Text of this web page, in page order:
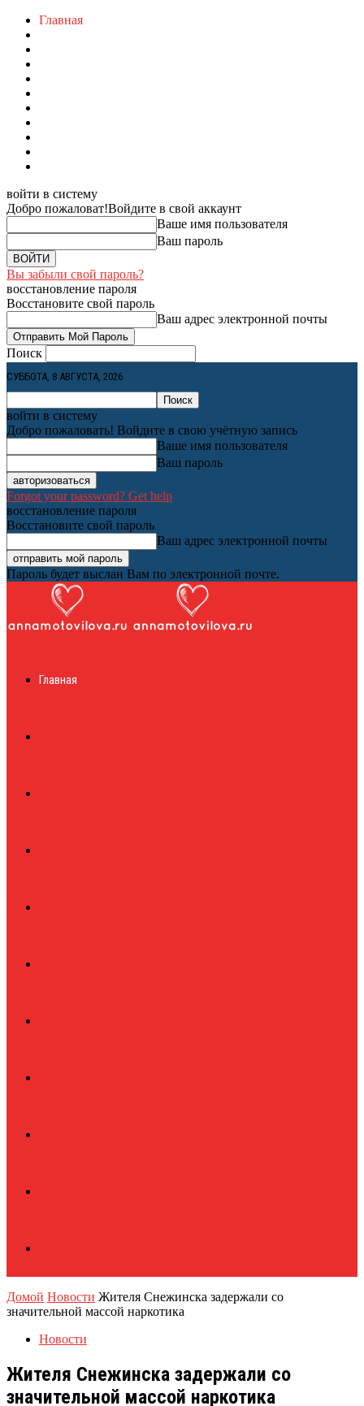
Главная
войти в систему
Добро пожаловат!Войдите в свой аккаунт
Ваше имя пользователя
Ваш пароль
Вы забыли свой пароль?
восстановление пароля
Восстановите свой пароль
Ваш адрес электронной почты
Поиск
СУББОТА, 8 АВГУСТА, 2026
войти в систему
Добро пожаловать! Войдите в свою учётную запись
Ваше имя пользователя
Ваш пароль
Forgot your password? Get help
восстановление пароля
Восстановите свой пароль
Ваш адрес электронной почты
Пароль будет выслан Вам по электронной почте.
журналГлавная
Домой Новости Жителя Снежинска задержали со
значительной массой наркотика
Новости
Жителя Снежинска задержали со
значительной массой наркотика